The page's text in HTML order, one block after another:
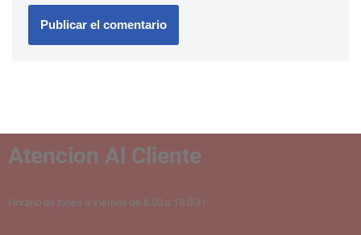
Atencion Al Cliente
Horario de lunes a Viernes de 8:00 a 18:00H